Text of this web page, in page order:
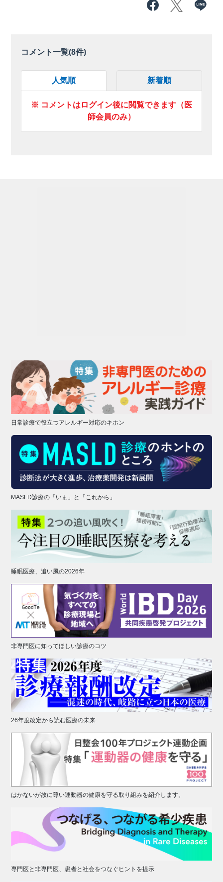
コメント一覧(8件)
人気順 新着順
※ コメントはログイン後に閲覧できます（医
師会員のみ）
日常診療で役立つアレルギー対応のキホン
MASLD診療の「いま」と「これから」
睡眠医療、追い風の2026年
非専門医に知ってほしい診療のコツ
26年度改定から読む医療の未来
はかないが故に尊い運動器の健康を守る取り組みを紹介します。
専門医と非専門医、患者と社会をつなぐヒントを提示